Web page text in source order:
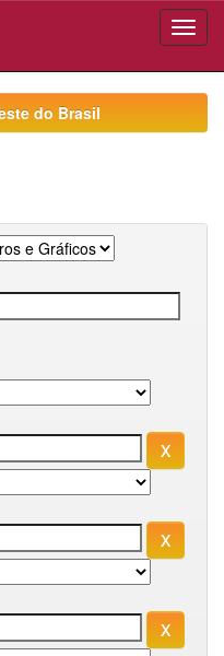
do Brasil